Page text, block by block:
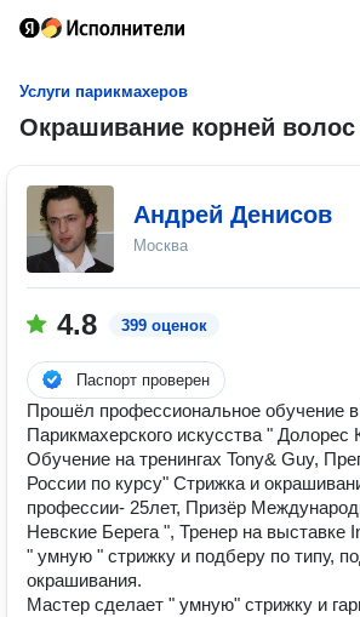
Услуги парикмахеров
Окрашивание корней
Андрей Денисов
Москва
4.8 399 оценок
Паспорт проверен
Прошёл профессиональное обучение
Парикмахерского искусства " Долорес
Обучение на тренингах Tony& Guy,
России по курсу" Стрижка и
профессии- 25лет, Призёр
Невские Берега ", Тренер на
" умную " стрижку и подберу по типу,
окрашивания.
Мастер сделает " умную" стрижку и